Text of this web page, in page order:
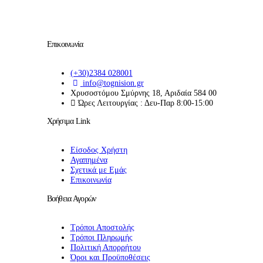
Επικοινωνία
(+30)2384 028001
info@tognision.gr
Χρυσοστόμου Σμύρνης 18, Αριδαία 584 00
Ώρες Λειτουργίας : Δευ-Παρ 8:00-15:00
Χρήσιμα Link
Είσοδος Χρήστη
Αγαπημένα
Σχετικά με Εμάς
Επικοινωνία
Βοήθεια Αγορών
Τρόποι Αποστολής
Τρόποι Πληρωμής
Πολιτική Απορρήτου
Όροι και Προϋποθέσεις